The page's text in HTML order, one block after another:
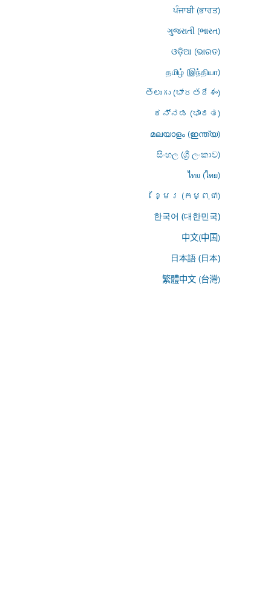
ਪੰਜਾਬੀ (ਭਾਰਤ)
ગુજરાતી (ભારત)
ଓଡ଼ିଆ (ଭାରତ)
தமிழ் (இந்தியா)
తెలుగు (భారతదేశం)
ಕನ್ನಡ (ಭಾರತ)
മലയാളം (ഇന്ത്യ)
සිංහල (ශ්‍රී ලංකාව)
ไทย (ไทย)
ខ្មែរ (កម្ពុជា)
한국어 (대한민국)
中文(中国)
日本語 (日本)
繁體中文 (台灣)